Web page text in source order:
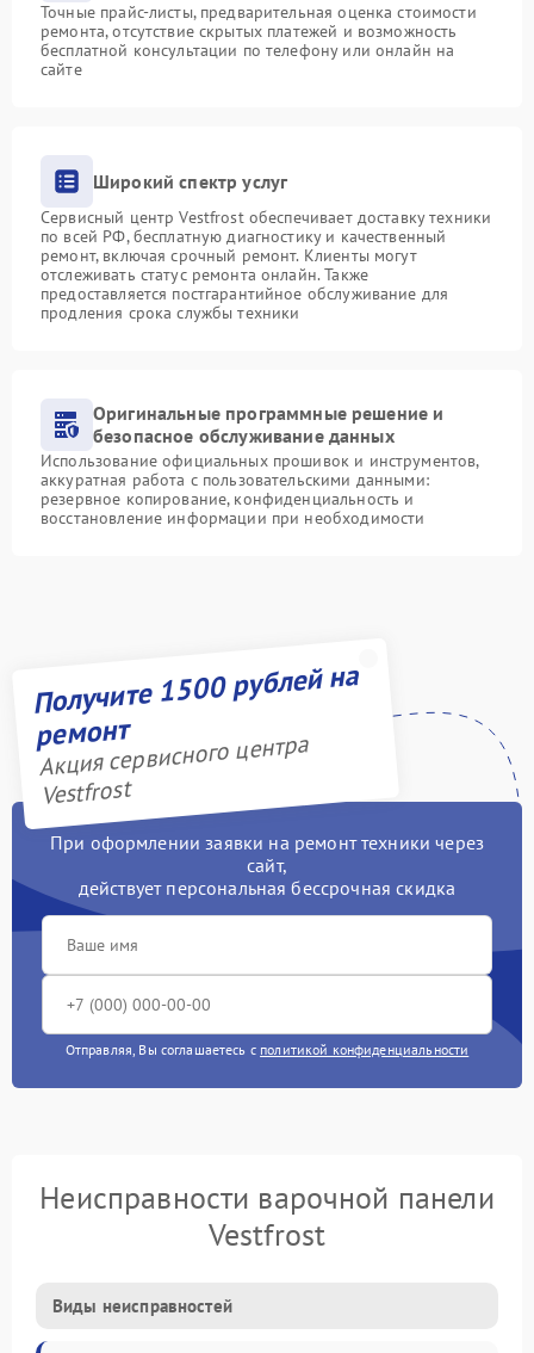
Точные прайс-листы, предварительная оценка стоимости
ремонта, отсутствие скрытых платежей и возможность
бесплатной консультации по телефону или онлайн на
сайте
Широкий спектр услуг
Сервисный центр Vestfrost обеспечивает доставку техники
по всей РФ, бесплатную диагностику и качественный
ремонт, включая срочный ремонт. Клиенты могут
отслеживать статус ремонта онлайн. Также
предоставляется постгарантийное обслуживание для
продления срока службы техники
Оригинальные программные решение и
безопасное обслуживание данных
Использование официальных прошивок и инструментов,
аккуратная работа с пользовательскими данными:
резервное копирование, конфиденциальность и
восстановление информации при необходимости
Получите 1500 рублей на
ремонт
Акция сервисного центра
Vestfrost
При оформлении заявки на ремонт техники через
сайт,
действует персональная бессрочная скидка
Отправляя, Вы соглашаетесь с политикой конфиденциальности
Неисправности варочной панели
Vestfrost
Виды неисправностей